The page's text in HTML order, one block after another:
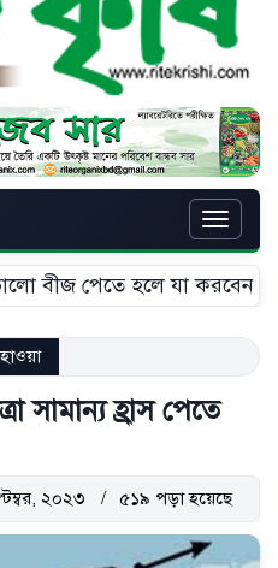
Toggle
বীজ পেতে হলে যা করবেন
সামান্য হ্রাস পেতে
২০২৩ ৫১৯ পড়া হয়েছে